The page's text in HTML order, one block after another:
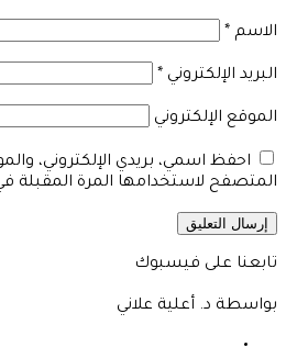
الاسم *
البريد الإلكتروني *
الموقع الإلكتروني
احفظ اسمي، بريدي الإلكتروني،
المتصفح لاستخدامها المرة المقبلة
تابعنا على فيسبوك
بواسطة د. أعلية علاني